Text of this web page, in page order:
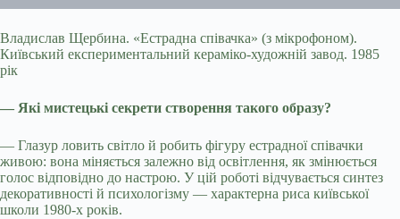
Владислав Щербина. «Естрадна співачка» (з мікрофоном).
Київський експериментальний кераміко-художній завод. 1985
рік
— Які мистецькі секрети створення такого образу?
— Глазур ловить світло й робить фігуру естрадної співачки
живою: вона міняється залежно від освітлення, як змінюється
голос відповідно до настрою. У цій роботі відчувається синтез
декоративності й психологізму — характерна риса київської
школи 1980-х років.